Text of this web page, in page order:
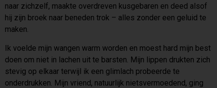
naar zichzelf, maakte overdreven kusgebaren en deed alsof
hij zijn broek naar beneden trok – alles zonder een geluid te
maken.
Ik voelde mijn wangen warm worden en moest hard mijn best
doen om niet in lachen uit te barsten. Mijn lippen drukten zich
stevig op elkaar terwijl ik een glimlach probeerde te
onderdrukken. Mijn vriend, natuurlijk nietsvermoedend, ging